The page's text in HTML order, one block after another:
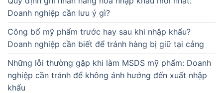
Doanh nghiệp cần lưu ý gì?
Công bố mỹ phẩm trước hay sau khi nhập khẩu?
Doanh nghiệp cần biết để tránh hàng bị giữ tại cảng
Những lỗi thường gặp khi làm MSDS mỹ phẩm: Doanh
nghiệp cần tránh để không ảnh hưởng đến xuất nhập
khẩu